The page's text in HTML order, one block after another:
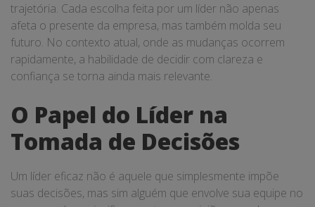
trajetória. Cada escolha feita por um líder não apenas
afeta o presente da empresa, mas também molda seu
futuro. No contexto atual, onde as mudanças ocorrem
rapidamente, a habilidade de decidir com clareza e
confiança se torna ainda mais relevante.
O Papel do Líder na
Tomada de Decisões
Um líder eficaz não é aquele que simplesmente impõe
suas decisões, mas sim alguém que envolve sua equipe no